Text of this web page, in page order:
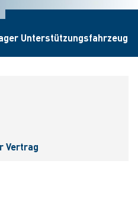
Unterstützungsfahrzeuge
Vertrag